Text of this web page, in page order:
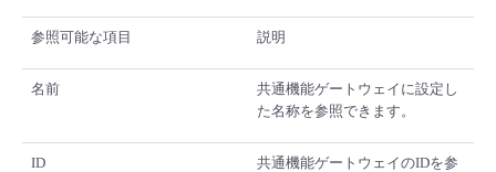
参照可能な項目 説明
名前
共通機能ゲートウェイに設定し
た名称を参照できます。
ID
共通機能ゲートウェイのIDを参